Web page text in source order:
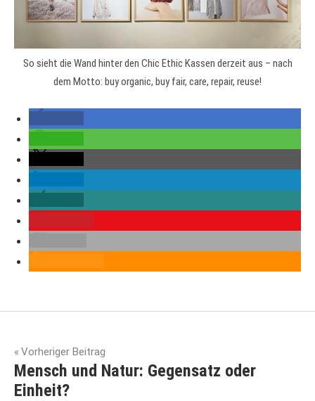
So sieht die Wand hinter den Chic Ethic Kassen derzeit aus – nach
dem Motto: buy organic, buy fair, care, repair, reuse!
bio-
faire
mode
Vorheriger Beitrag
Mensch und Natur: Gegensatz oder
Einheit?